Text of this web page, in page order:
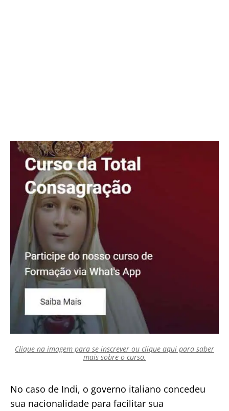
Clique na imagem para se inscrever ou clique aqui para saber
mais sobre o curso.
No caso de Indi, o governo italiano concedeu
sua nacionalidade para facilitar sua